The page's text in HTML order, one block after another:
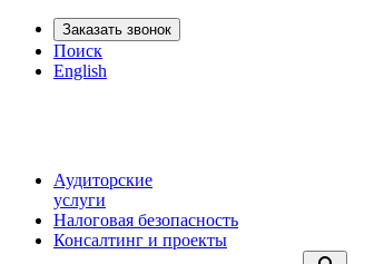
Заказать звонок
Поиск
English
Аудиторские
услуги
Налоговая безопасность
Консалтинг и проекты